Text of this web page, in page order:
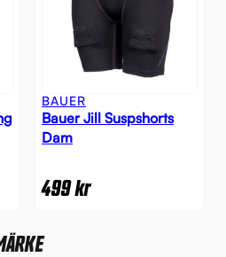
BAUER
Bauer Jill Suspshorts
Dam
499kr